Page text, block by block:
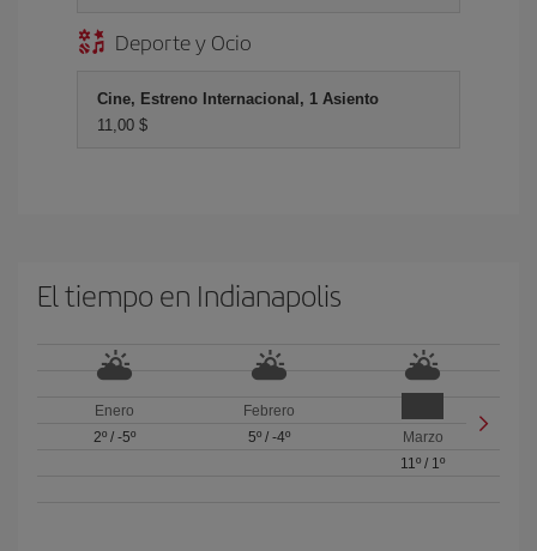
Deporte y Ocio
Cine, Estreno Internacional, 1 Asiento
11,00 $
El tiempo en Indianapolis
Enero
2º/ -5º
Febrero
5º/ -4º
Marzo
11º / 1º